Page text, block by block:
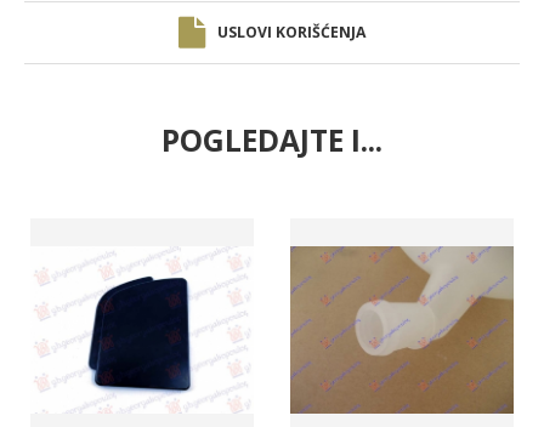
USLOVI KORIŠĆENJA
POGLEDAJTE I...